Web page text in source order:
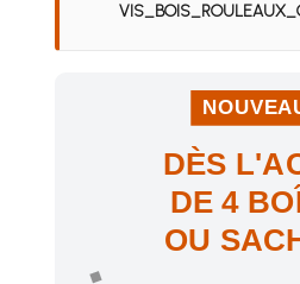
NOUVEAU !
DÈS
DE 4
OU